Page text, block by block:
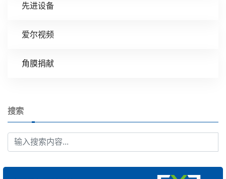
先进设备
爱尔视频
角膜捐献
搜索